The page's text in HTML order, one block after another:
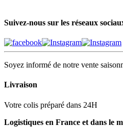
Suivez-nous sur les réseaux
Soyez informé de notre vente
Livraison
Votre colis préparé dans 24H
Logistiques en France et dans le